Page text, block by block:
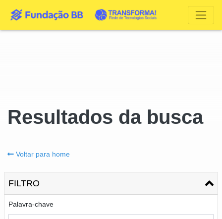
Resultados da busca
Voltar para home
FILTRO
Palavra-chave